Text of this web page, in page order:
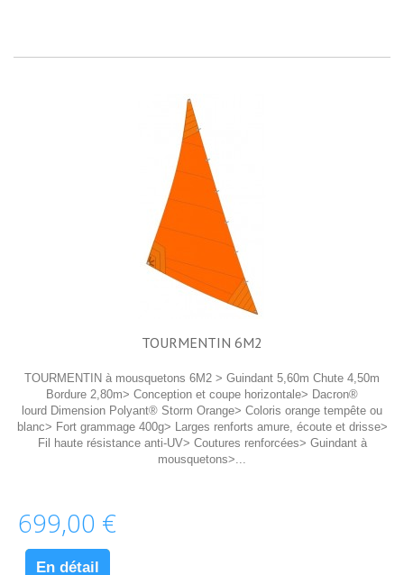
TOURMENTIN 6M2
TOURMENTIN à mousquetons 6M2 > Guindant 5,60m Chute 4,50m
Bordure 2,80m> Conception et coupe horizontale> Dacron®
lourd Dimension Polyant® Storm Orange> Coloris orange tempête ou
blanc> Fort grammage 400g> Larges renforts amure, écoute et drisse>
Fil haute résistance anti-UV> Coutures renforcées> Guindant à
mousquetons>...
699,00 €
En détail